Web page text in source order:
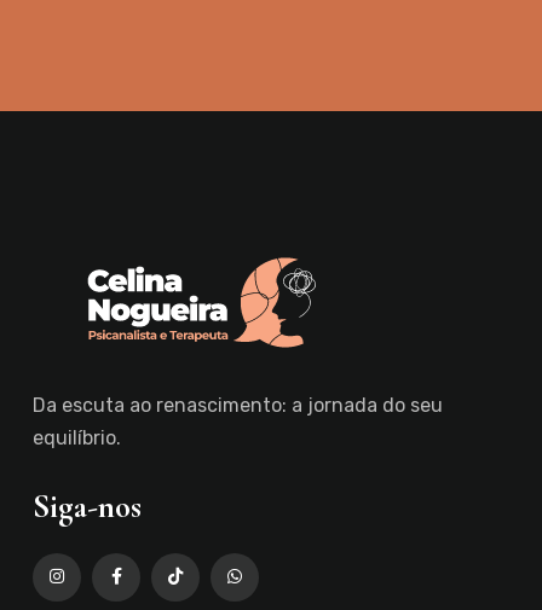
Da escuta ao renascimento: a jornada do seu
equilíbrio.
Siga-nos